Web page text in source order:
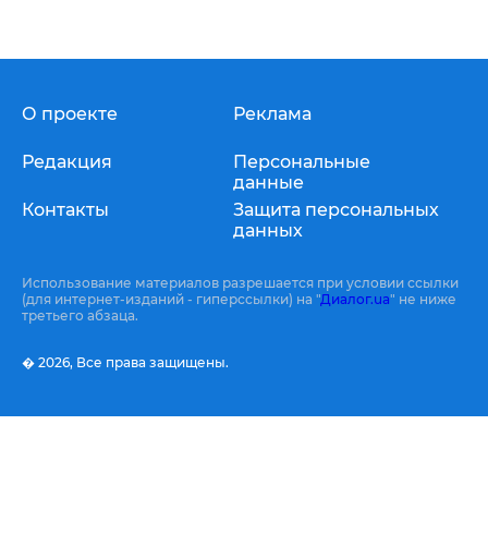
О проекте
Редакция
Контакты
Реклама
Персональные
данные
Защита персональных
данных
Использование материалов разрешается при условии ссылки
(для интернет-изданий - гиперссылки) на "Диалог.ua" не ниже
третьего абзаца.
� 2026, Все права защищены.